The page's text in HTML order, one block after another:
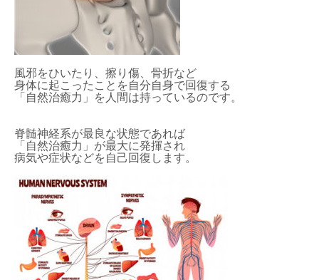
風邪をひいたり、擦り傷、骨折など
身体に起こったことを自分自身で回復する
「自然治癒力」を人間は持っているのです。
脊髄神経系が最良な状態であれば
「自然治癒力」が最大に発揮され
病気や症状などを自己回復します。